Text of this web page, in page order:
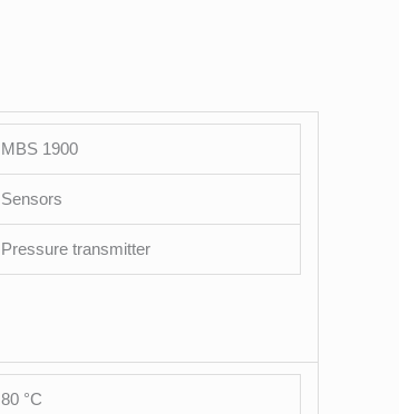
MBS 1900
Sensors
Pressure transmitter
80 °C